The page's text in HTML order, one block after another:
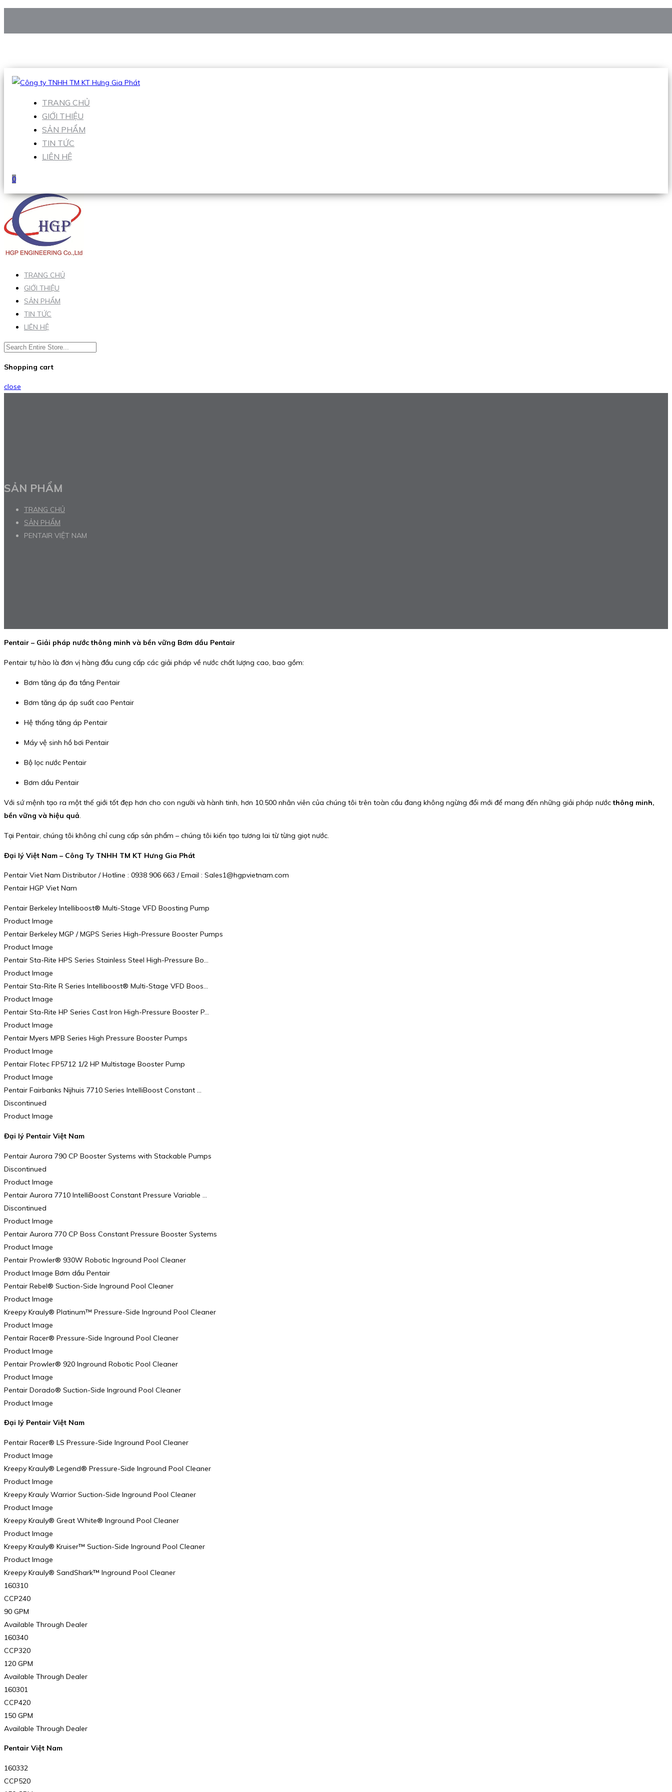
Hotline:0938 906 663
TRANG CHỦ
GIỚI THIỆU
SẢN PHẨM
TIN TỨC
LIÊN HỆ
0
TRANG CHỦ
GIỚI THIỆU
SẢN PHẨM
TIN TỨC
LIÊN HỆ
Shopping cart
close
SẢN PHẨM
TRANG CHỦ
SẢN PHẨM
PENTAIR VIỆT NAM
Pentair – Giải pháp nước thông minh và bền vững Bơm dầu Pentair
Pentair tự hào là đơn vị hàng đầu cung cấp các giải pháp về nước chất lượng cao, bao gồm:
Bơm tăng áp đa tầng Pentair
Bơm tăng áp áp suất cao Pentair
Hệ thống tăng áp Pentair
Máy vệ sinh hồ bơi Pentair
Bộ lọc nước Pentair
Bơm dầu Pentair
Với sứ mệnh tạo ra một thế giới tốt đẹp hơn cho con người và hành tinh, hơn 10.500 nhân viên của chúng tôi trên toàn cầu đang không ngừng đổi mới để mang đến những giải pháp nướcthông minh,
bền vững và hiệu quả.
Tại Pentair, chúng tôi không chỉ cung cấp sản phẩm – chúng tôi kiến tạo tương lai từ từng giọt nước.
Đại lý Việt Nam – Công Ty TNHH TM KT Hưng Gia Phát
Pentair Viet Nam Distributor / Hotline : 0938 906 663 / Email : Sales1@hgpvietnam.com
Pentair HGP Viet Nam
Pentair Berkeley Intelliboost® Multi-Stage VFD Boosting Pump
Product Image
Pentair Berkeley MGP / MGPS Series High-Pressure Booster Pumps
Product Image
Pentair Sta-Rite HPS Series Stainless Steel High-Pressure Bo…
Product Image
Pentair Sta-Rite R Series Intelliboost® Multi-Stage VFD Boos…
Product Image
Pentair Sta-Rite HP Series Cast Iron High-Pressure Booster P…
Product Image
Pentair Myers MPB Series High Pressure Booster Pumps
Product Image
Pentair Flotec FP5712 1/2 HP Multistage Booster Pump
Product Image
Pentair Fairbanks Nijhuis 7710 Series IntelliBoost Constant …
Discontinued
Product Image
Đại lý Pentair Việt Nam
Pentair Aurora 790 CP Booster Systems with Stackable Pumps
Discontinued
Product Image
Pentair Aurora 7710 IntelliBoost Constant Pressure Variable …
Discontinued
Product Image
Pentair Aurora 770 CP Boss Constant Pressure Booster Systems
Product Image
Pentair Prowler® 930W Robotic Inground Pool Cleaner
Product Image Bơm dầu Pentair
Pentair Rebel® Suction-Side Inground Pool Cleaner
Product Image
Kreepy Krauly® Platinum™ Pressure-Side Inground Pool Cleaner
Product Image
Pentair Racer® Pressure-Side Inground Pool Cleaner
Product Image
Pentair Prowler® 920 Inground Robotic Pool Cleaner
Product Image
Pentair Dorado® Suction-Side Inground Pool Cleaner
Product Image
Đại lý Pentair Việt Nam
Pentair Racer® LS Pressure-Side Inground Pool Cleaner
Product Image
Kreepy Krauly® Legend® Pressure-Side Inground Pool Cleaner
Product Image
Kreepy Krauly Warrior Suction-Side Inground Pool Cleaner
Product Image
Kreepy Krauly® Great White® Inground Pool Cleaner
Product Image
Kreepy Krauly® Kruiser™ Suction-Side Inground Pool Cleaner
Product Image
Kreepy Krauly® SandShark™ Inground Pool Cleaner
160310
CCP240
90 GPM
Available Through Dealer
160340
CCP320
120 GPM
Available Through Dealer
160301
CCP420
150 GPM
Available Through Dealer
Pentair Việt Nam
160332
CCP520